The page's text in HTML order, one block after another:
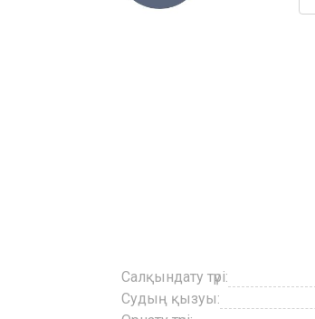
Салқындату түрі:
Судың қызуы: